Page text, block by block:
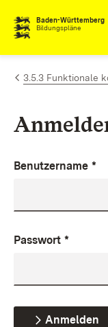
Zum Inhalt
Baden-Württemberg
Bildungspläne
3.5.3 Funktionale
Benutzername *
Passwort *
Anmelden